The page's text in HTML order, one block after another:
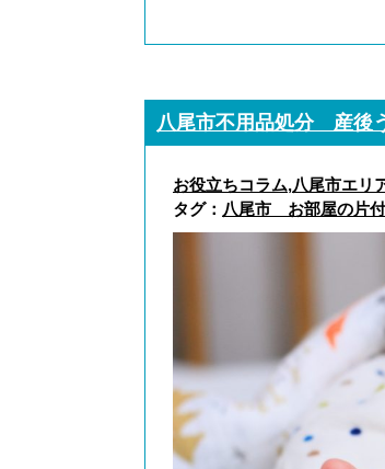
八尾市不用品処分 産後
お役立ちコラム,八尾市エリ
タグ： 八尾市 お部屋の片